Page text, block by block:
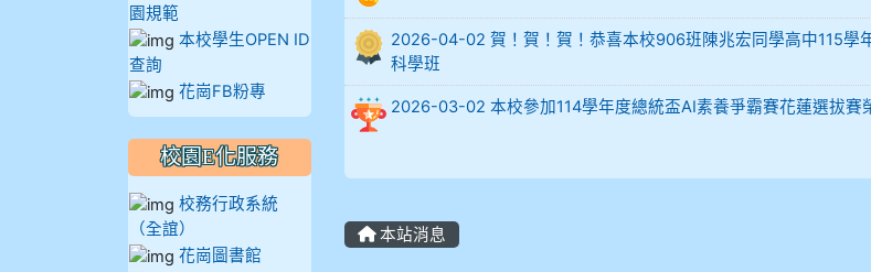
905鄭瑀安
906江彥臻
909林柏翰
2026-04-02 賀！賀！賀！恭喜本校906班陳兆宏同學高中115學
科學班
2026-03-02 本校參加114學年度總統盃AI素養爭霸賽花蓮選拔賽
本站消息
園規範
本校學生OPEN ID
查詢
花崗FB粉專
校園E化服務
校務行政系統
（全誼）
花崗圖書館